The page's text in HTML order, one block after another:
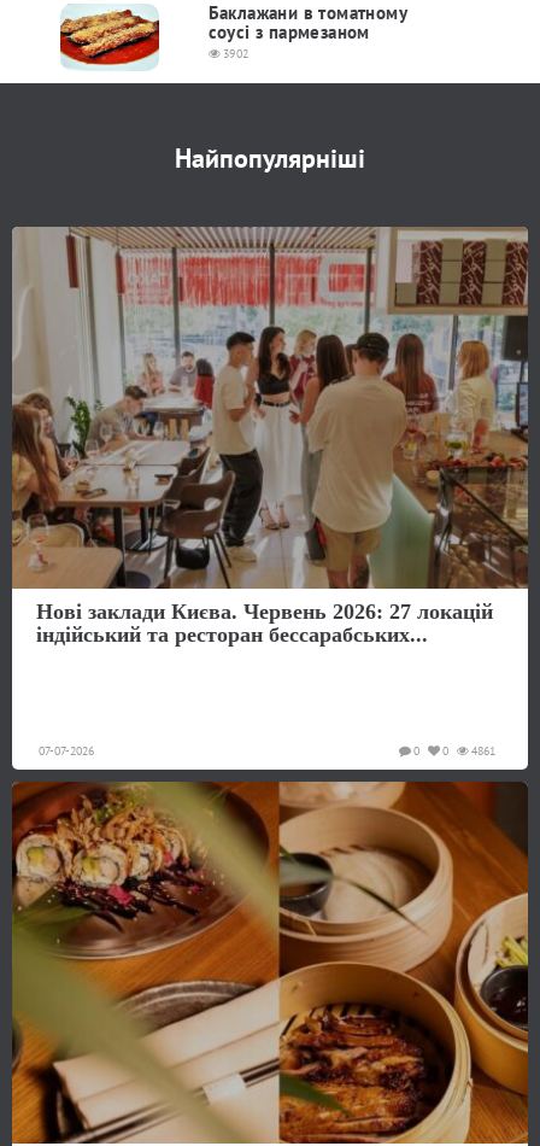
Баклажани в томатному
соусі з пармезаном
3902
Найпопулярніші
Нові заклади Києва. Червень 2026: 27 локацій
індійський та ресторан бессарабських...
07-07-2026 4861
0
0